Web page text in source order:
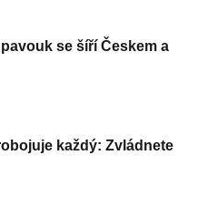
se šíří Českem a
každý: Zvládnete